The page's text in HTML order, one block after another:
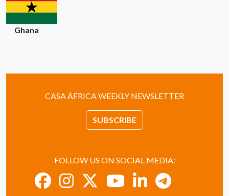
Ghana
CASA ÁFRICA WEEKLY NEWSLETTER
SUBSCRIBE
FOLLOW US ON SOCIAL MEDIA: